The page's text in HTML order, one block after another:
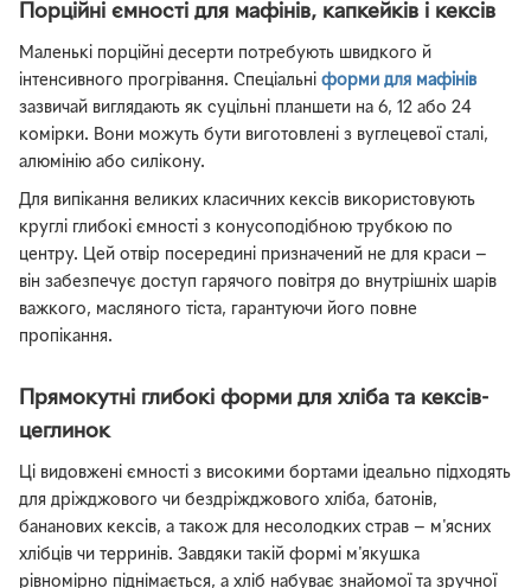
Порційні ємності для мафінів, капкейків і кексів
Маленькі порційні десерти потребують швидкого й
інтенсивного прогрівання. Спеціальні форми для мафінів
зазвичай виглядають як суцільні планшети на 6, 12 або 24
комірки. Вони можуть бути виготовлені з вуглецевої сталі,
алюмінію або силікону.
Для випікання великих класичних кексів використовують
круглі глибокі ємності з конусоподібною трубкою по
центру. Цей отвір посередині призначений не для краси —
він забезпечує доступ гарячого повітря до внутрішніх шарів
важкого, масляного тіста, гарантуючи його повне
пропікання.
Прямокутні глибокі форми для хліба та кексів-
цеглинок
Ці видовжені ємності з високими бортами ідеально підходять
для дріжджового чи бездріжджового хліба, батонів,
бананових кексів, а також для несолодких страв — м'ясних
хлібців чи терринів. Завдяки такій формі м'якушка
рівномірно піднімається, а хліб набуває знайомої та зручної